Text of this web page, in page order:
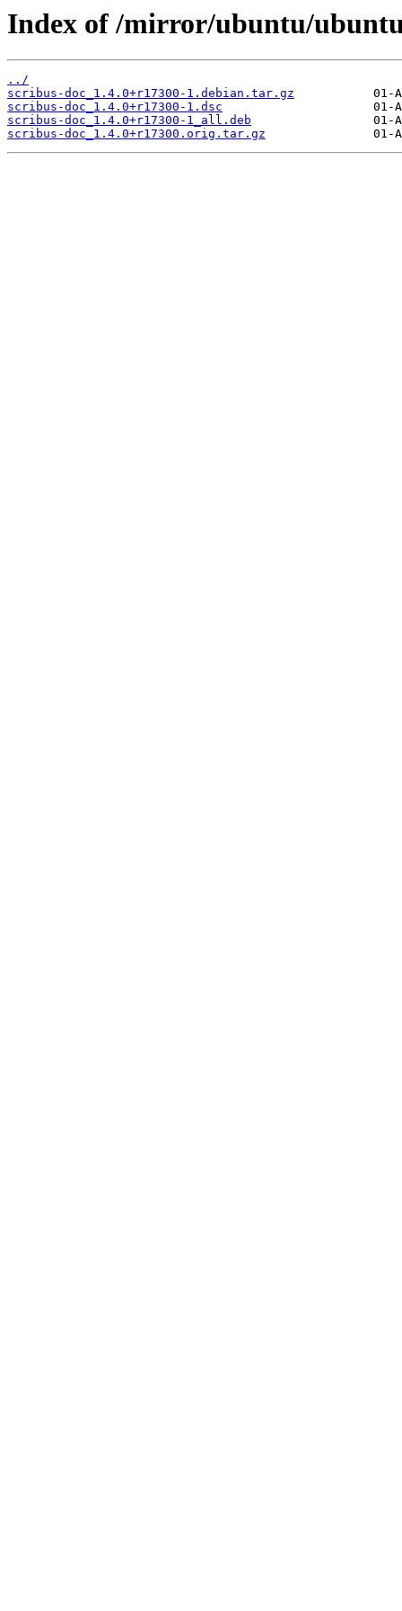
Index of /mirror/ubuntu/
../
scribus-doc_1.4.0+r17300-1.debian.tar.gz
scribus-doc_1.4.0+r17300-1.dsc
scribus-doc_1.4.0+r17300-1_all.deb
scribus-doc_1.4.0+r17300.orig.tar.gz